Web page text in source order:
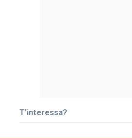
T’interessa?